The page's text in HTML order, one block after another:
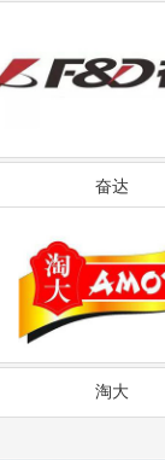
奋达
淘大